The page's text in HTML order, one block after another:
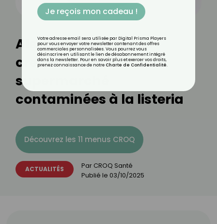
Alerte sanitaire : ces
crevettes vendues en
supermarché
contaminées à la listeria
Découvrez les 11 menus CROQ
ACTUALITÉS Par CROQ Santé
Publié le 03/10/2025
Je reçois mon cadeau !
Votre adresse email sera utilisée par Digital Prisma Players
pour vous envoyer votre newsletter contenant des offres
commerciales personnalisées. Vous pourrez vous
désinscrire en utilisant le lien de désabonnement intégré
dans la newsletter. Pour en savoir plus et exercer vos droits,
prenez connaissance de notre Charte de Confidentialité.